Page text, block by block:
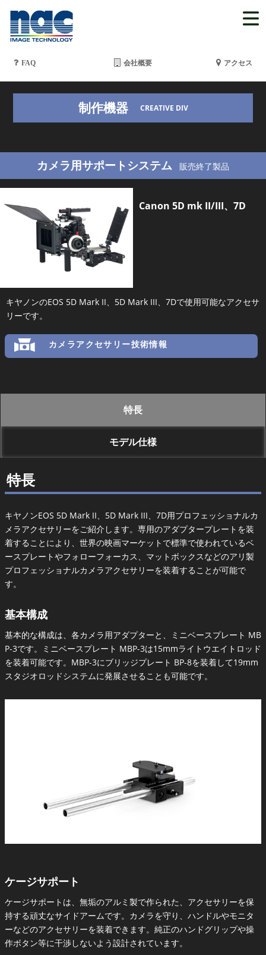
FAQ 会社概要 アクセス
制作機器 CREATIVE DIV
カメラ用サポートシステム 販売終了製品
Canon 5D mk II/III、7D
キヤノンのEOS 5D Mark II、5D Mark III、7Dで使用可能なアクセサ
リーです。
カメラアクセサリー技術情報
特長
モデル仕様
特長
キヤノンEOS 5D Mark II、5D Mark III、7D用プロフェッショナルカ
メラアクセサリーをご紹介します。専用のアダプタープレートを装
着することにより、世界の映画マーケットで標準で使われているベ
ースプレートやフォローフォーカス、マットボックスなどのアリ製
プロフェッショナルカメラアクセサリーを装着することが可能で
す。
基本構成
基本的な構成は、各カメラ用アダプターと、ミニベースプレート MB
P-3です。ミニベースプレート MBP-3は15mmライトウエイトロッド
を装着可能です。MBP-3にブリッジプレート BP-8を装着して19mm
スタジオロッドシステムに発展させることも可能です。
ケージサポート
ケージサポートは、無垢のアルミ製で作られた、アクセサリーを保
持する頑丈なサイドアームです。カメラを守り、ハンドルやモニタ
ーなどのアクセサリーを装着できます。純正のハンドグリップや操
作ボタン等に干渉しないよう設計されています。